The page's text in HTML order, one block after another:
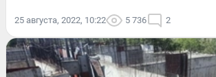
25 августа, 2022, 10:22 5 736 2